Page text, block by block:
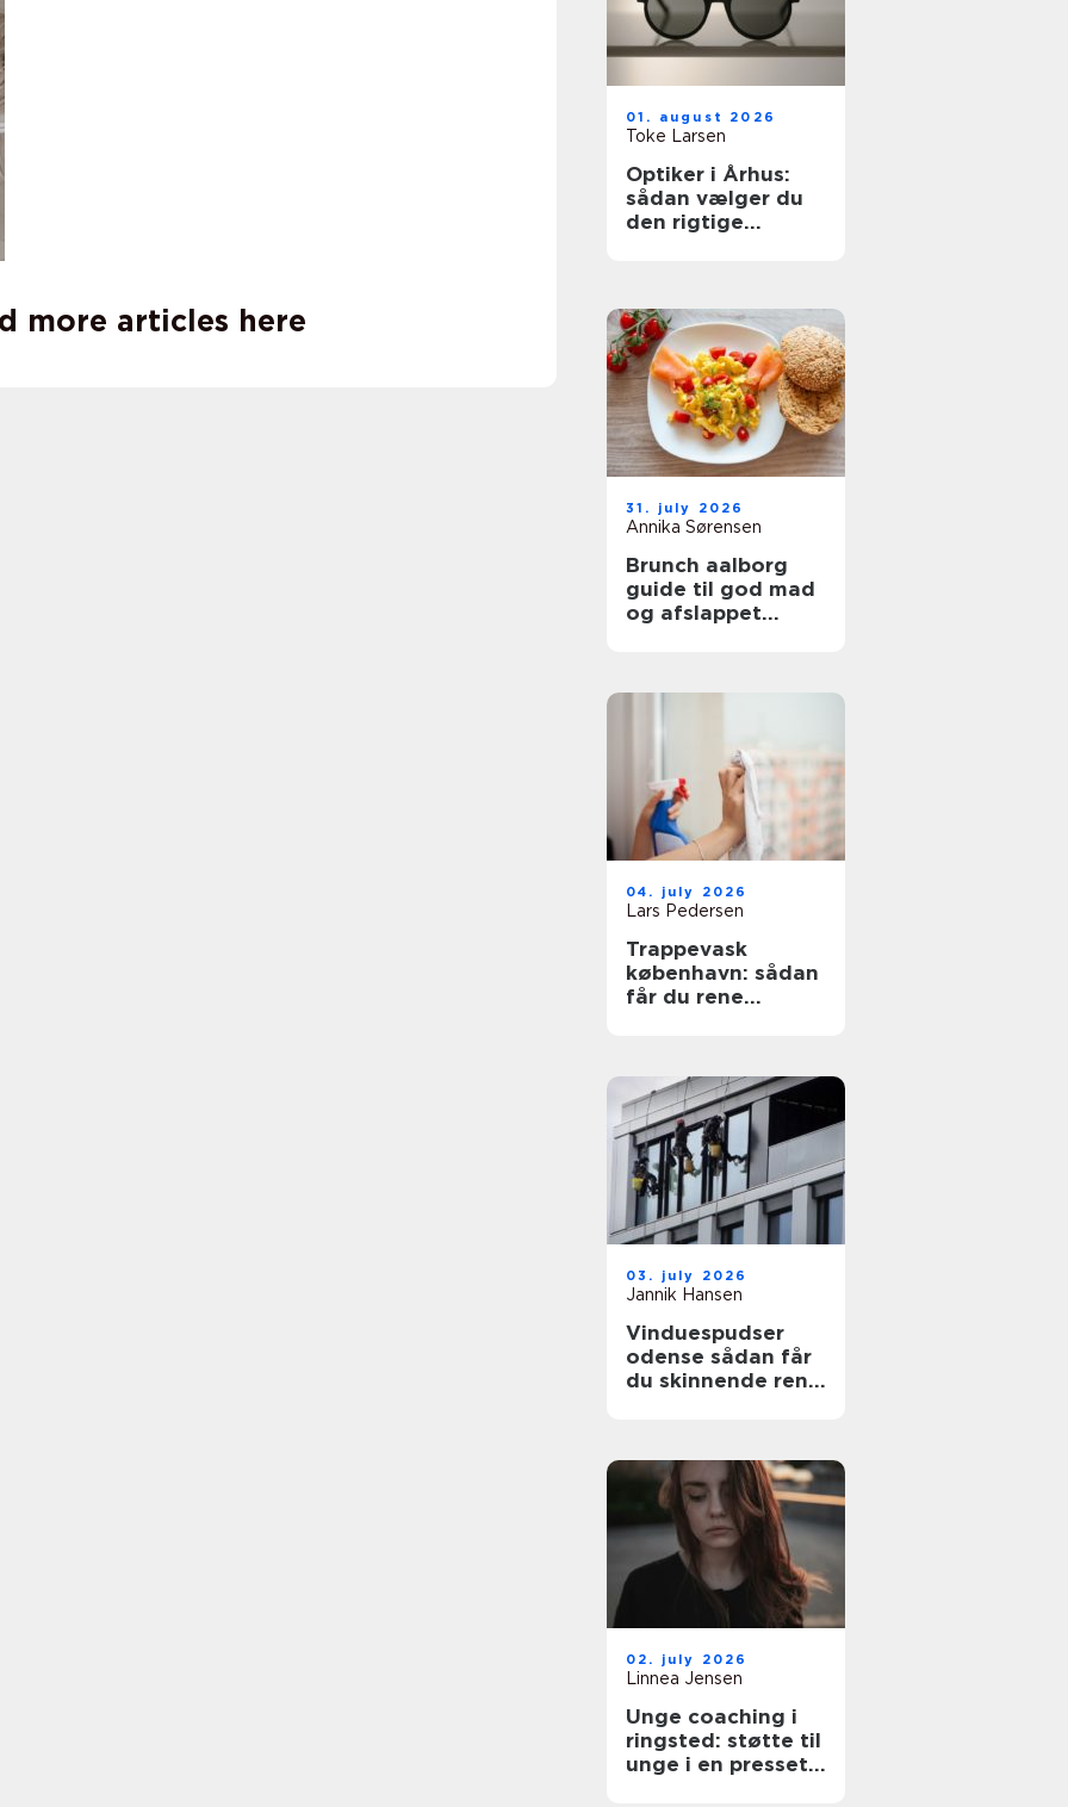
more articles here
01. august 2026
Toke Larsen
Optiker i Århus:
sådan vælger du
den rigtige
31. july 2026
Annika Sørensen
Brunch aalborg
guide til god mad
og afslappet
04. july 2026
Lars Pedersen
Trappevask
københavn: sådan
får du rene
03. july 2026
Jannik Hansen
Vinduespudser
odense sådan får
du skinnende rene
02. july 2026
Linnea Jensen
Unge coaching i
ringsted: støtte til
unge i en presset